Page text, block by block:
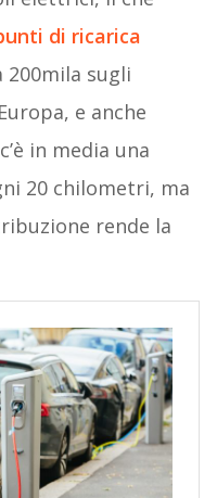
di ricarica
200mila sugli
e anche
in media una
20 chilometri, ma
rende la